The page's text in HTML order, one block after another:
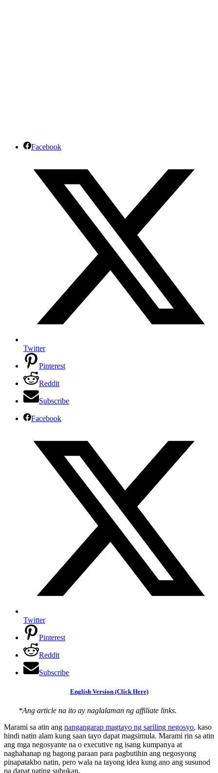
Facebook
Twitter
Pinterest
Reddit
Subscribe
Facebook
Twitter
Pinterest
Reddit
Subscribe
English Version (Click Here)
*Ang article na ito ay naglalaman ng affiliate links.
Marami sa atin ang nangangarap magtayo ng sariling negosyo, kaso
hindi natin alam kung saan tayo dapat magsimula. Marami rin sa atin
ang mga negosyante na o executive ng isang kumpanya at
naghahanap ng bagong paraan para pagbutihin ang negosyong
pinapatakbo natin, pero wala na tayong idea kung ano ang susunod
na dapat nating subukan.